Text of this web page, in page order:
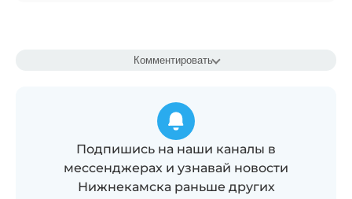
Комментировать
Подпишись на наши каналы в
мессенджерах и узнавай новости
Нижнекамска раньше других